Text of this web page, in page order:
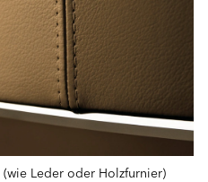
Leder oder Holzfurnier)